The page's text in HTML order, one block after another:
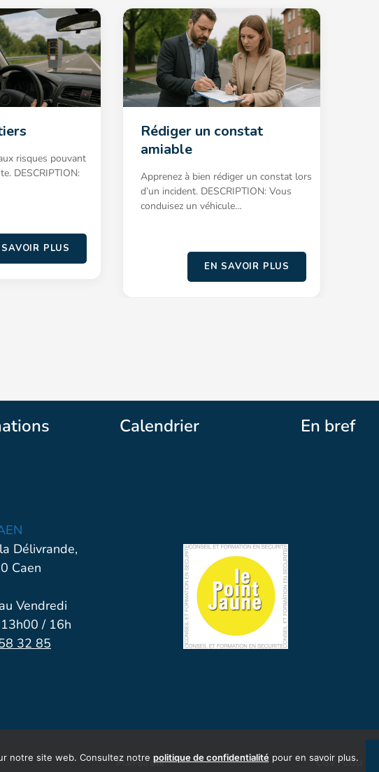
Rédiger un constat
amiable
Apprenez à bien rédiger un constat lors
d’un incident. DESCRIPTION: Vous
conduisez un véhicule…
EN SAVOIR PLUS
risques pouvant
DESCRIPTION:
PLUS
Calendrier En bref
Délivrande,
Caen
Vendredi
/ 16h
32 85
Plan du site CGV / CGU
notre site web. Consultez notre politique de confidentialitépour en savoir plus.